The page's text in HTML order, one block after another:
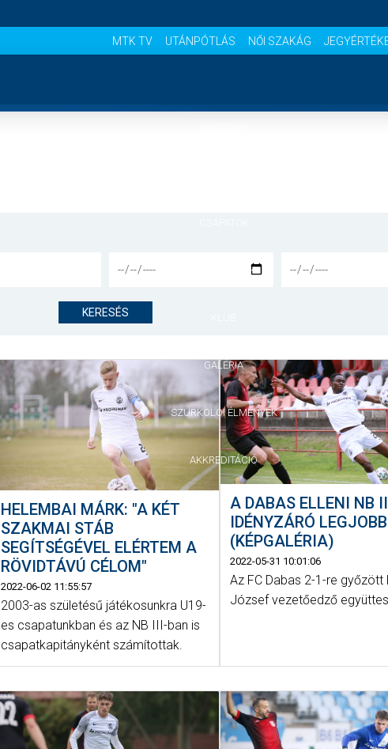
MTK TV UTÁNPÓTLÁS NŐI SZAKÁG
MÉRKŐZÉSEK
GALÉRIA
SZURKOLÓI ÉLMÉNYEK
AKKREDITÁCIÓ
KERESÉS
HELEMBAI MÁRK: "A KÉT
SZAKMAI STÁB
SEGÍTSÉGÉVEL ELÉRTEM A
RÖVIDTÁVÚ CÉLOM"
2022-06-02 11:55:57
2003-as születésű játékosunkra U19-
es csapatunkban és az NB III-ban is
csapatkapitányként számítottak.
A DABAS ELLENI NB
IDÉNYZÁRÓ LEGJOBB
(KÉPGALÉRIA)
2022-05-31 10:01:06
Az FC Dabas 2-1-re győzött
József vezetőedző